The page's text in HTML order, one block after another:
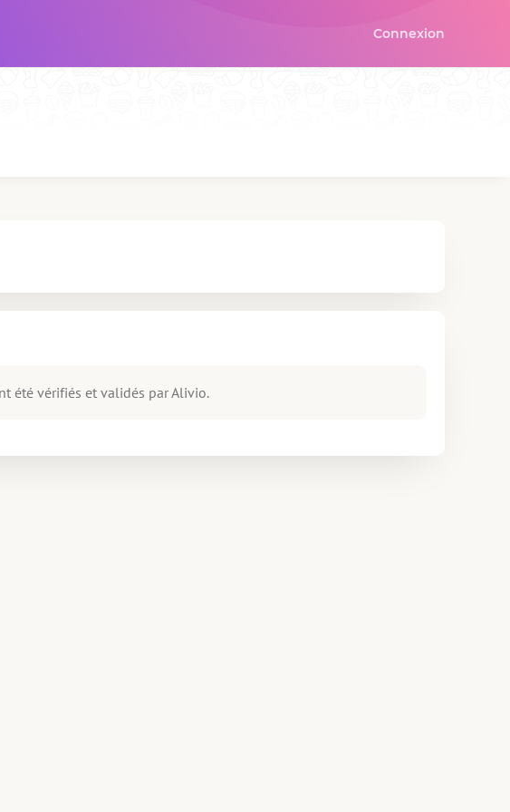
Connexion
été vérifiés et validés par Alivio.